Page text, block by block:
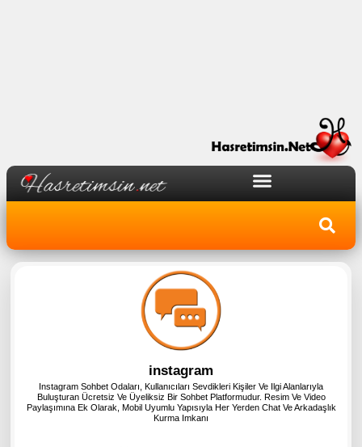
instagram
Instagram Sohbet Odaları, Kullanıcıları Sevdikleri Kişiler Ve Ilgi Alanlarıyla
Buluşturan Ücretsiz Ve Üyeliksiz Bir Sohbet Platformudur. Resim Ve Video
Paylaşımına Ek Olarak, Mobil Uyumlu Yapısıyla Her Yerden Chat Ve Arkadaşlık
Kurma Imkanı